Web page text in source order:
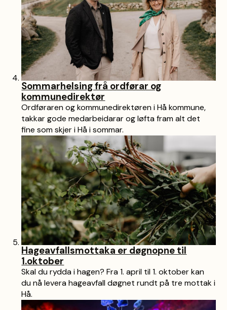
Sommarhelsing frå ordførar og
kommunedirektør
Ordføraren og kommunedirektøren i Hå kommune,
takkar gode medarbeidarar og løfta fram alt det
fine som skjer i Hå i sommar.
Hageavfallsmottaka er døgnopne til
1.oktober
Skal du rydda i hagen? Fra 1. april til 1. oktober kan
du nå levera hageavfall døgnet rundt på tre mottak i
Hå.